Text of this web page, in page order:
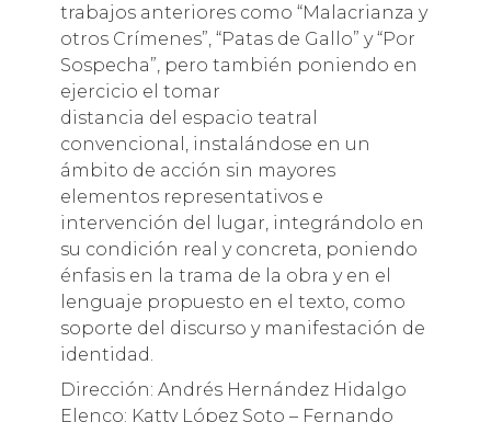
trabajos anteriores como “Malacrianza y
otros Crímenes”, “Patas de Gallo” y “Por
Sospecha”, pero también poniendo en
ejercicio el tomar
distancia del espacio teatral
convencional, instalándose en un
ámbito de acción sin mayores
elementos representativos e
intervención del lugar, integrándolo en
su condición real y concreta, poniendo
énfasis en la trama de la obra y en el
lenguaje propuesto en el texto, como
soporte del discurso y manifestación de
identidad.
Dirección: Andrés Hernández Hidalgo
Elenco: Katty López Soto – Fernando